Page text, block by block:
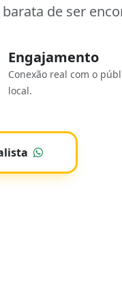
de ser
Engajamento
Conexão real com o
local.